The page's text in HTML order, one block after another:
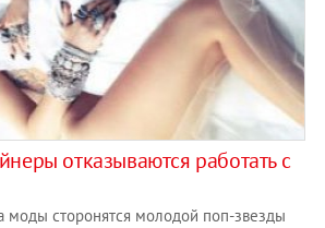
отказываются работать с
моды сторонятся молодой поп-звезды